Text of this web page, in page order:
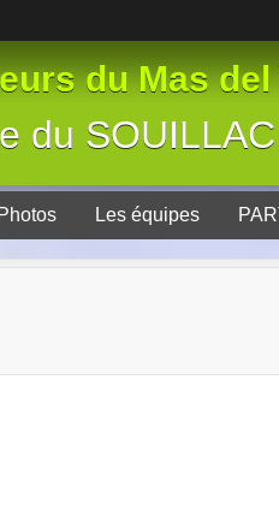
du Mas del
du
Photos Les équipes